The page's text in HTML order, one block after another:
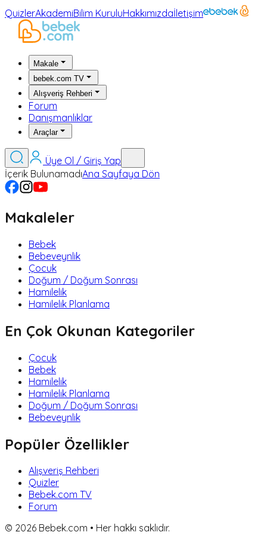
QuizlerAkademiBilim KuruluHakkımızdaİletişim
Makale
bebek.com TV
Alışveriş Rehberi
Forum
Danışmanlıklar
Araçlar
Üye Ol / Giriş Yap
İçerik BulunamadıAna Sayfaya Dön
Makaleler
Bebek
Bebeveynlik
Çocuk
Doğum / Doğum Sonrası
Hamilelik
Hamilelik Planlama
En Çok Okunan Kategoriler
Çocuk
Bebek
Hamilelik
Hamilelik Planlama
Doğum / Doğum Sonrası
Bebeveynlik
Popüler Özellikler
Alışveriş Rehberi
Quizler
Bebek.com TV
Forum
© 2026 Bebek.com • Her hakkı saklıdır.